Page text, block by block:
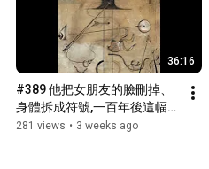
36:16
#389 他把女朋友的臉刪掉、
身體拆成符號,一百年後這幅畫
賣了 17.6 億
281 views • 3 weeks ago